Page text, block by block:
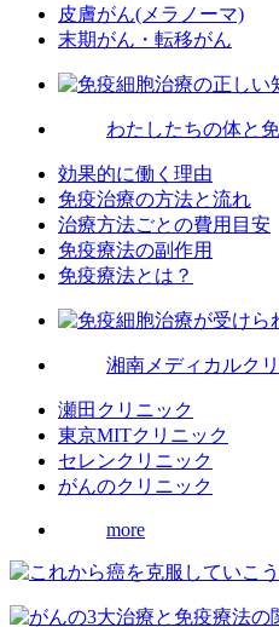
皮膚がん(メラノーマ)
末期がん・転移がん
わたしたちの体と
効果的に働く理由
免疫治療の方法と流れ
治療方法ごとの費用目安
免疫療法の副作用
免疫療法とは？
湘南メディカルク
瀬田クリニック
東京MITクリニック
セレンクリニック
がんのクリニック
more